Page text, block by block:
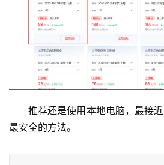
推荐还是使用本地电脑，最接
最安全的方法。